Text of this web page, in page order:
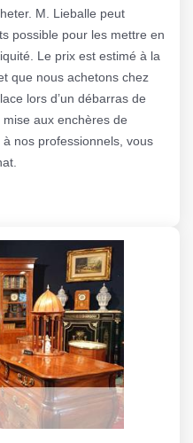
M. Lieballe peut
possible pour les mettre en
Le prix est estimé à la
que nous achetons chez
lors d’un débarras de
aux enchères de
nos professionnels, vous